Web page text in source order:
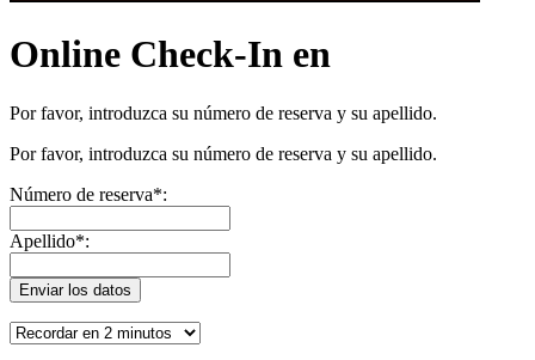
Online Check-In en
Por favor, introduzca su número de reserva y su apellido.
Por favor, introduzca su número de reserva y su apellido.
Número de reserva*:
Apellido*: